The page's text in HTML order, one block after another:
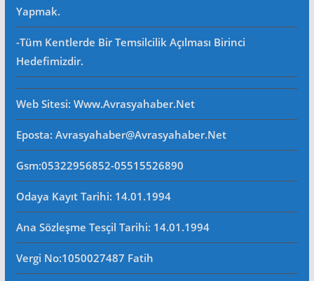
Yapmak.
-Tüm Kentlerde Bir Temsilcilik Açılması Birinci
Hedefimizdir.
Web Sitesi: Www.avrasyahaber.net
Eposta: Avrasyahaber@avrasyahaber.net
Gsm:05322956852-05515526890
Odaya Kayıt Tarihi: 14.01.1994
Ana Sözleşme Tesçil Tarihi: 14.01.1994
Vergi No:1050027487 Fatih